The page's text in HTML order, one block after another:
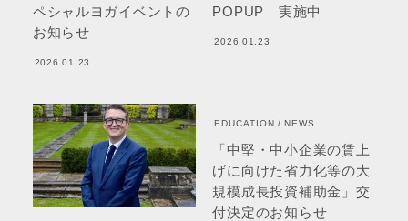
ペシャルヨガイベントの
お知らせ
2026.01.23
POPUP 実施中
2026.01.23
EDUCATION NEWS
「中堅・中小企業の賃上
げに向けた省力化等の大
規模成長投資補助金」交
付決定のお知らせ